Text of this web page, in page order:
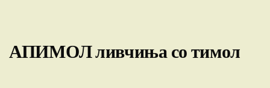
АПИМОЛ ливчиња со тимол